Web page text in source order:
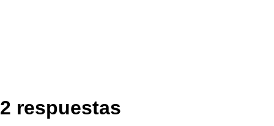
2 respuestas